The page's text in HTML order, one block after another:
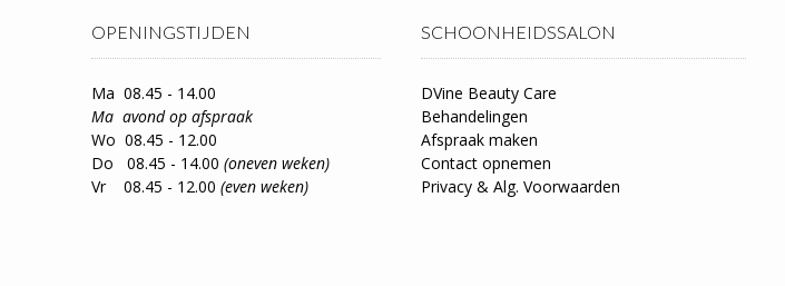
OPENINGSTIJDEN
Ma 08.45 - 14.00
Ma avond op afspraak
Wo 08.45 - 12.00
Do 08.45 - 14.00 (oneven weken)
Vr 08.45 - 12.00 (even weken)
SCHOONHEIDSSALON
DVine Beauty Care
Behandelingen
Afspraak maken
Contact opnemen
Privacy & Alg. Voorwaarden